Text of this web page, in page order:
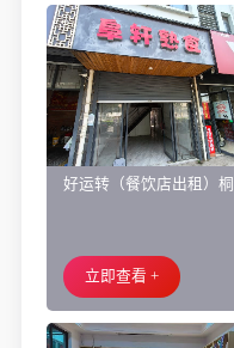
好运转（餐饮店出租）桐
面旺铺出租
立即查看 +